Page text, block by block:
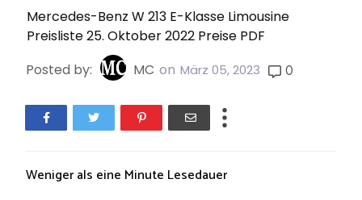
Mercedes-Benz W 213 E-Klasse Limousine
Preisliste 25. Oktober 2022 Preise PDF
Posted by:
MC on März 05, 2023 0
Weniger als eine Minute Lesedauer